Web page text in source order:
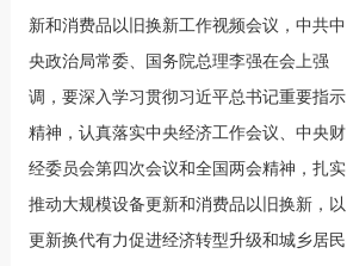
新和消费品以旧换新工作视频会议，中共中
央政治局常委、国务院总理李强在会上强
调，要深入学习贯彻习近平总书记重要指示
精神，认真落实中央经济工作会议、中央财
经委员会第四次会议和全国两会精神，扎实
推动大规模设备更新和消费品以旧换新，以
更新换代有力促进经济转型升级和城乡居民